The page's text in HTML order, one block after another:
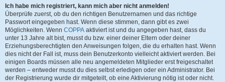
Ich habe mich registriert, kann mich aber nicht anmelden!
Überprüfe zuerst, ob du den richtigen Benutzernamen und das richtige
Passwort eingegeben hast. Wenn diese stimmen, dann gibt es zwei
Möglichkeiten. Wenn COPPA aktiviert ist und du angegeben hast, dass du
unter 13 Jahre alt bist, musst du bzw. einer deiner Eltern oder deiner
Erziehungsberechtigten den Anweisungen folgen, die du erhalten hast. Wenn
dies nicht der Fall ist, muss dein Benutzerkonto vielleicht aktiviert werden. Bei
einigen Boards müssen alle neu angemeldeten Mitglieder erst freigeschaltet
werden – entweder musst du dies selbst erledigen oder ein Administrator. Bei
der Registrierung wurde dir mitgeteilt, ob eine Aktivierung nötig ist oder nicht.